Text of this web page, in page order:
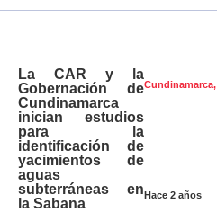
Cundinamarca,
Hace 2 años
La CAR y la
Gobernación de
Cundinamarca
inician estudios
para la
identificación de
yacimientos de
aguas
subterráneas en
la Sabana